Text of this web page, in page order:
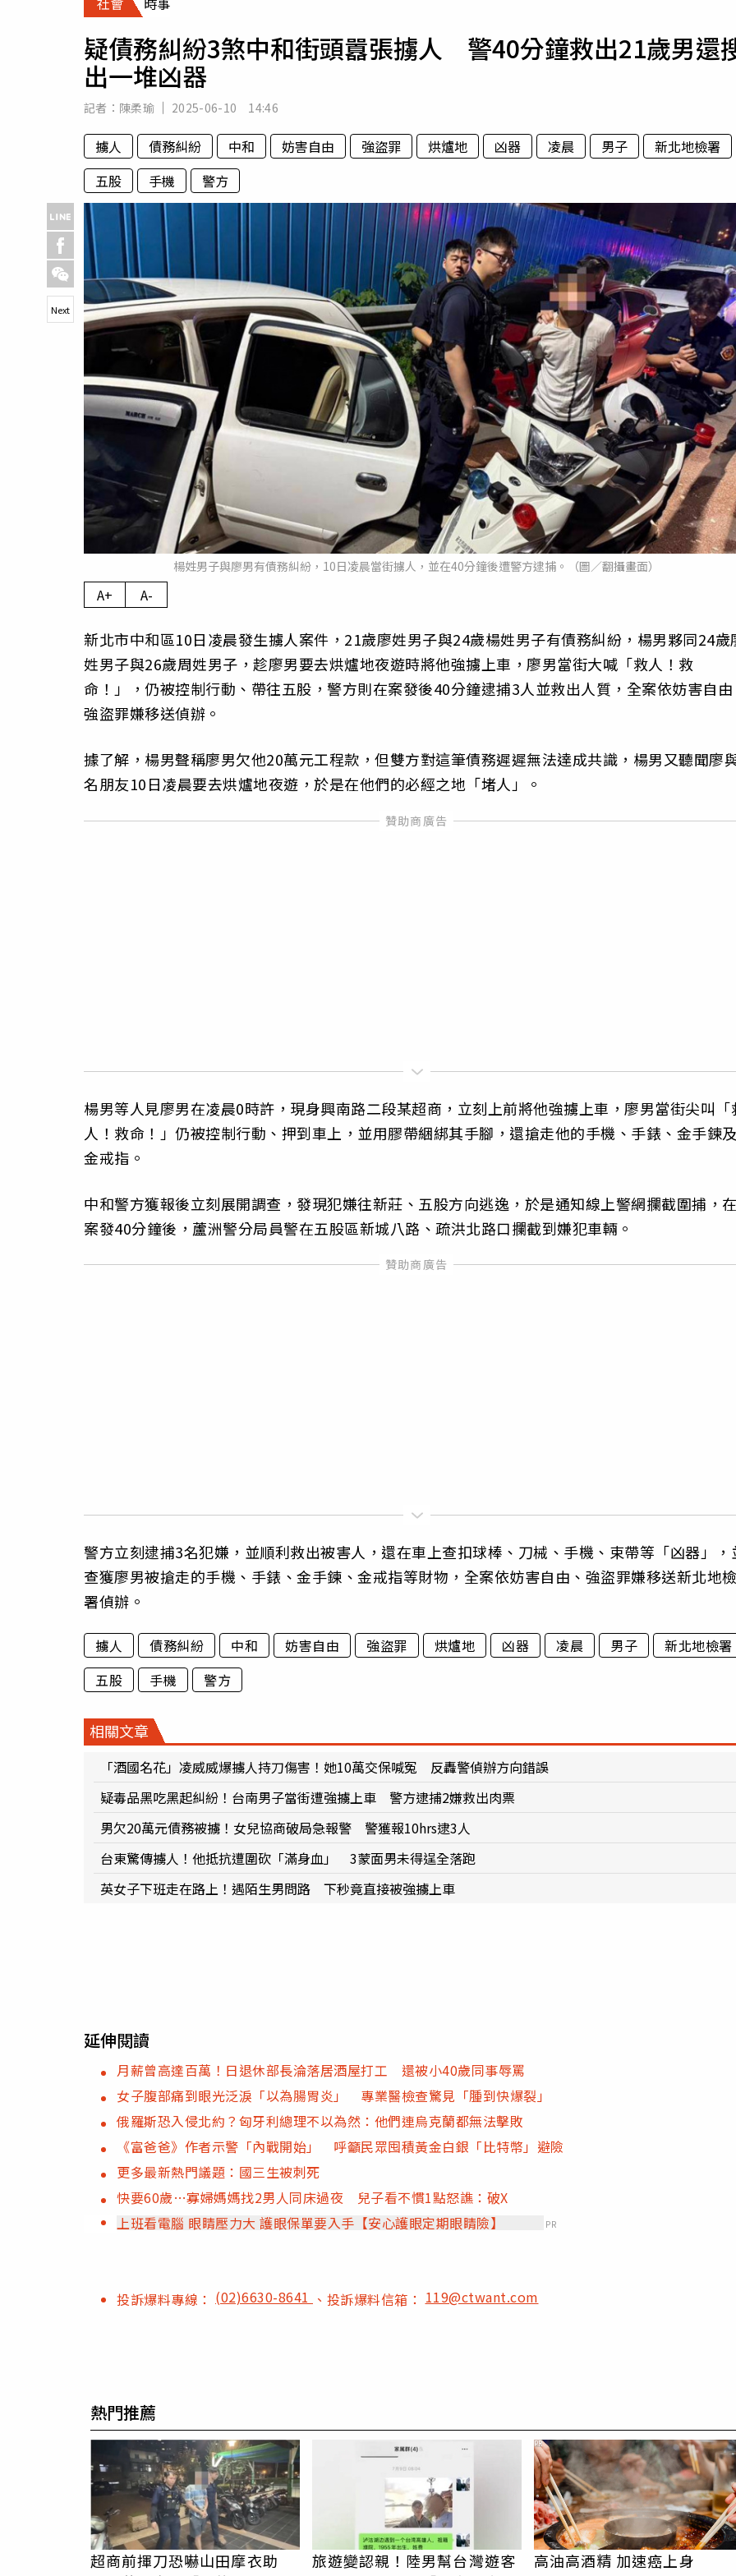
專欄
運勢
疑債務糾紛3煞中和街頭囂張擄人 警40分鐘救出21歲男還
出一堆凶器
記者： 陳柔瑜 2025-06-10 14:46
擄人 債務糾紛 中和 妨害自由 強盜罪 烘爐地 凶器 凌晨 男子
新北地檢署
五股
手機 警方
楊姓男子與廖男有債務糾紛，10日凌晨當街擄人，並在40分鐘後遭警方逮捕。（圖／翻攝畫面）
Next
A+ A-
新北市中和區10日凌晨發生擄人案件，21歲廖姓男子與24歲楊姓男子有債務糾紛，楊男夥同24歲
姓男子與26歲周姓男子，趁廖男要去烘爐地夜遊時將他強擄上車，廖男當街大喊「救人！救
命！」，仍被控制行動、帶往五股，警方則在案發後40分鐘逮捕3人並救出人質，全案依妨害自
強盜罪嫌移送偵辦。
據了解，楊男聲稱廖男欠他20萬元工程款，但雙方對這筆債務遲遲無法達成共識，楊男又聽聞廖
名朋友10日凌晨要去烘爐地夜遊，於是在他們的必經之地「堵人」。
楊男等人見廖男在凌晨0時許，現身興南路二段某超商，立刻上前將他強擄上車，廖男當街尖叫「
人！救命！」仍被控制行動、押到車上，並用膠帶綑綁其手腳，還搶走他的手機、手錶、金手鍊
金戒指。
中和警方獲報後立刻展開調查，發現犯嫌往新莊、五股方向逃逸，於是通知線上警網攔截圍捕，
案發40分鐘後，蘆洲警分局員警在五股區新城八路、疏洪北路口攔截到嫌犯車輛。
警方立刻逮捕3名犯嫌，並順利救出被害人，還在車上查扣球棒、刀械、手機、束帶等「凶器」，
查獲廖男被搶走的手機、手錶、金手鍊、金戒指等財物，全案依妨害自由、強盜罪嫌移送新北地
署偵辦。
擄人 債務糾紛 中和 妨害自由 強盜罪 烘爐地 凶器 凌晨 男子
新北地檢署
五股
手機 警方
相關文章
「酒國名花」凌威威爆擄人持刀傷害！她10萬交保喊冤 反轟警偵辦方向錯誤
疑毒品黑吃黑起糾紛！台南男子當街遭強擄上車 警方逮捕2嫌救出肉票
男欠20萬元債務被擄！女兒協商破局急報警 警獲報10hrs逮3人
台東驚傳擄人！他抵抗遭圍砍「滿身血」 3蒙面男未得逞全落跑
英女子下班走在路上！遇陌生男問路 下秒竟直接被強擄上車
延伸閱讀
月薪曾高達百萬！日退休部長淪落居酒屋打工 還被小40歲同事辱罵
女子腹部痛到眼光泛淚「以為腸胃炎」 專業醫檢查驚見「腫到快爆裂」
俄羅斯恐入侵北約？匈牙利總理不以為然：他們連烏克蘭都無法擊敗
《富爸爸》作者示警「內戰開始」 呼籲民眾囤積黃金白銀「比特幣」避險
更多最新熱門議題：國三生被刺死
快要60歲…寡婦媽媽找2男人同床過夜 兒子看不慣1點怒譙：破X
上班看電腦 眼睛壓力大 護眼保單要入手【安心護眼定期眼睛險】
PR
投訴爆料專線： (02)6630-8641 、投訴爆料信箱：119@ctwant.com
熱門推薦
超商前揮刀恐嚇山田摩衣助
旅遊變認親！陸男幫台灣遊客
高油高酒精 加速癌上身
PR